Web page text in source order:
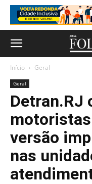
Início Geral
Geral
Detran.RJ
versão
nas